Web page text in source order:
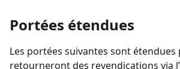
Portées étendues
Les portées suivantes sont
retourneront des revendications via l’